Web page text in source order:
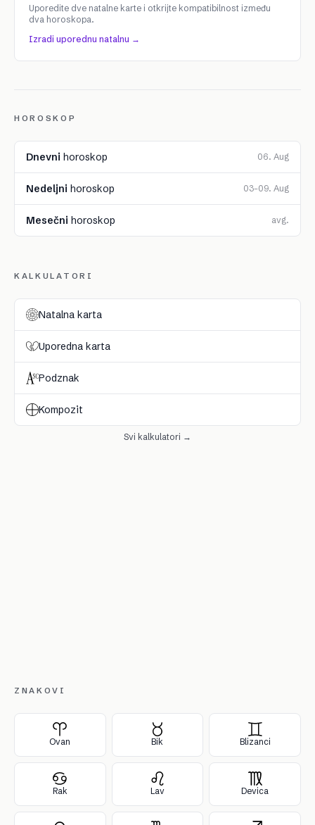
Uporedite dve natalne karte i otkrijte kompatibilnost između
dva horoskopa.
Izradi uporednu natalnu →
HOROSKOP
Dnevni horoskop 06. Aug
Nedeljni horoskop 03–09. Aug
Mesečni horoskop avg.
KALKULATORI
Natalna karta
Uporedna karta
Podznak
Kompozit
Svi kalkulatori →
ZNAKOVI
Ovan Bik Blizanci
Rak Lav Devica